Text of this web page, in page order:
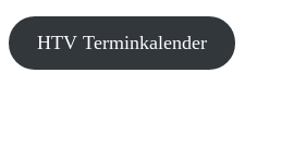
HTV Terminkalender